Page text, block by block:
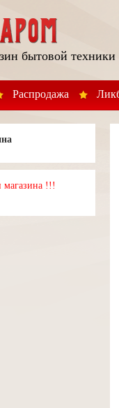
бытовой техники
Распродажа
!!!